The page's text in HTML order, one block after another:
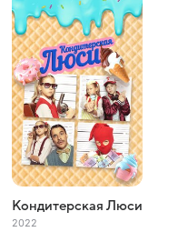
Кондитерская Люси
2022